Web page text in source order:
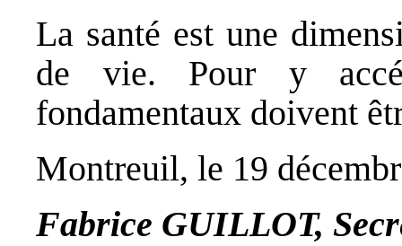
La santé est une
de vie. Pour y
fondamentaux doivent
Montreuil, le 19
Fabrice GUILLOT,